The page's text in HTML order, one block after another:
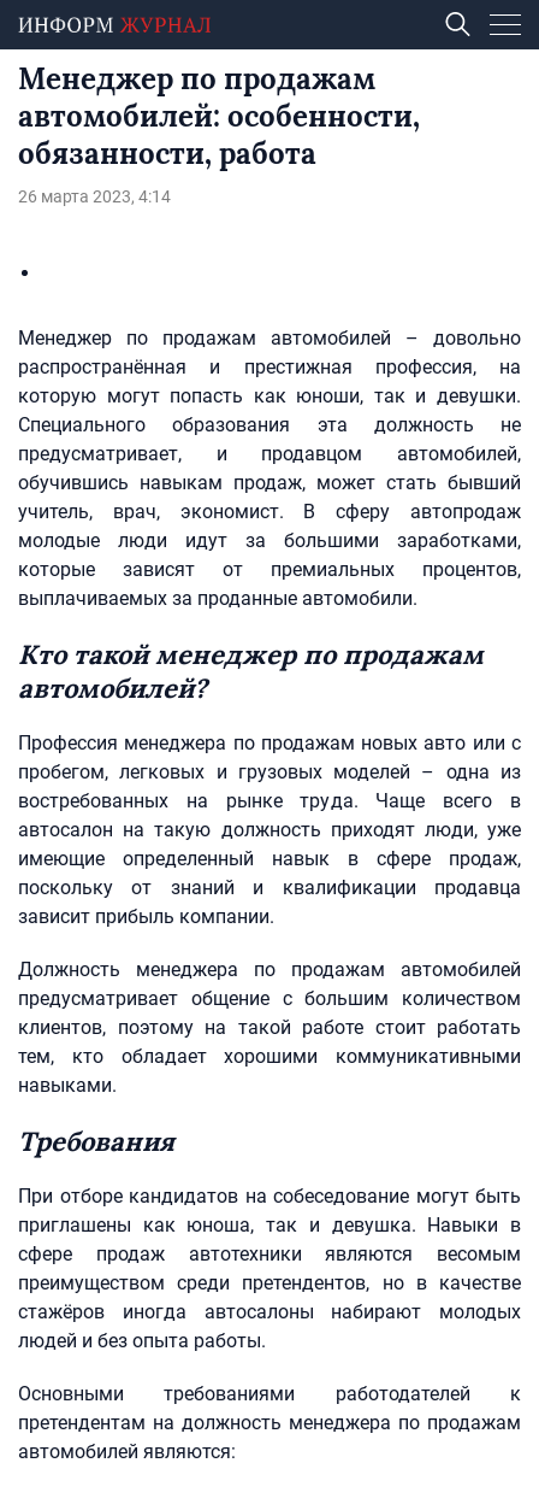
Менеджер по продажам
автомобилей: особенности,
обязанности, работа
26 марта 2023, 4:14
Менеджер по продажам автомобилей – довольно
распространённая и престижная профессия, на
которую могут попасть как юноши, так и девушки.
Специального образования эта должность не
предусматривает, и продавцом автомобилей,
обучившись навыкам продаж, может стать бывший
учитель, врач, экономист. В сферу автопродаж
молодые люди идут за большими заработками,
которые зависят от премиальных процентов,
выплачиваемых за проданные автомобили.
Кто такой менеджер по продажам
автомобилей?
Профессия менеджера по продажам новых авто или с
пробегом, легковых и грузовых моделей – одна из
востребованных на рынке труда. Чаще всего в
автосалон на такую должность приходят люди, уже
имеющие определенный навык в сфере продаж,
поскольку от знаний и квалификации продавца
зависит прибыль компании.
Должность менеджера по продажам автомобилей
предусматривает общение с большим количеством
клиентов, поэтому на такой работе стоит работать
тем, кто обладает хорошими коммуникативными
навыками.
Требования
При отборе кандидатов на собеседование могут быть
приглашены как юноша, так и девушка. Навыки в
сфере продаж автотехники являются весомым
преимуществом среди претендентов, но в качестве
стажёров иногда автосалоны набирают молодых
людей и без опыта работы.
Основными требованиями работодателей к
претендентам на должность менеджера по продажам
автомобилей являются: